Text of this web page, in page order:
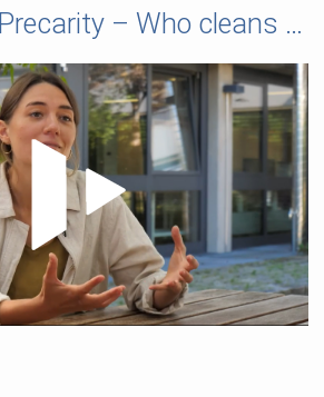
The taste of Precarity – Who cleans „our” toilets?